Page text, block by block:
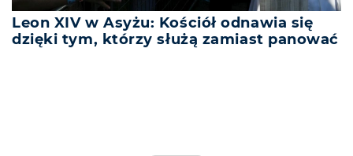
Leon XIV w Asyżu: Kościół odnawia się
dzięki tym, którzy służą zamiast panować